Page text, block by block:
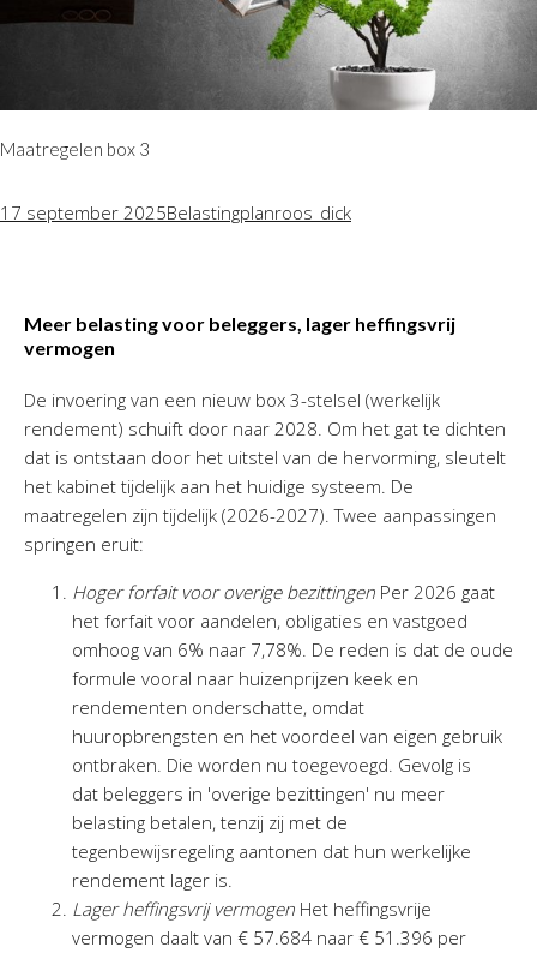
Maatregelen box 3
17 september 2025Belastingplanroos_dick
Meer belasting voor beleggers, lager heffingsvrij
vermogen
De invoering van een nieuw box 3-stelsel (werkelijk
rendement) schuift door naar 2028. Om het gat te dichten
dat is ontstaan door het uitstel van de hervorming, sleutelt
het kabinet tijdelijk aan het huidige systeem. De
maatregelen zijn tijdelijk (2026-2027). Twee aanpassingen
springen eruit:
Hoger forfait voor overige bezittingen Per 2026 gaat
het forfait voor aandelen, obligaties en vastgoed
omhoog van 6% naar 7,78%. De reden is dat de oude
formule vooral naar huizenprijzen keek en
rendementen onderschatte, omdat
huuropbrengsten en het voordeel van eigen gebruik
ontbraken. Die worden nu toegevoegd. Gevolg is
dat beleggers in 'overige bezittingen' nu meer
belasting betalen, tenzij zij met de
tegenbewijsregeling aantonen dat hun werkelijke
rendement lager is.
Lager heffingsvrij vermogen Het heffingsvrije
vermogen daalt van € 57.684 naar € 51.396 per